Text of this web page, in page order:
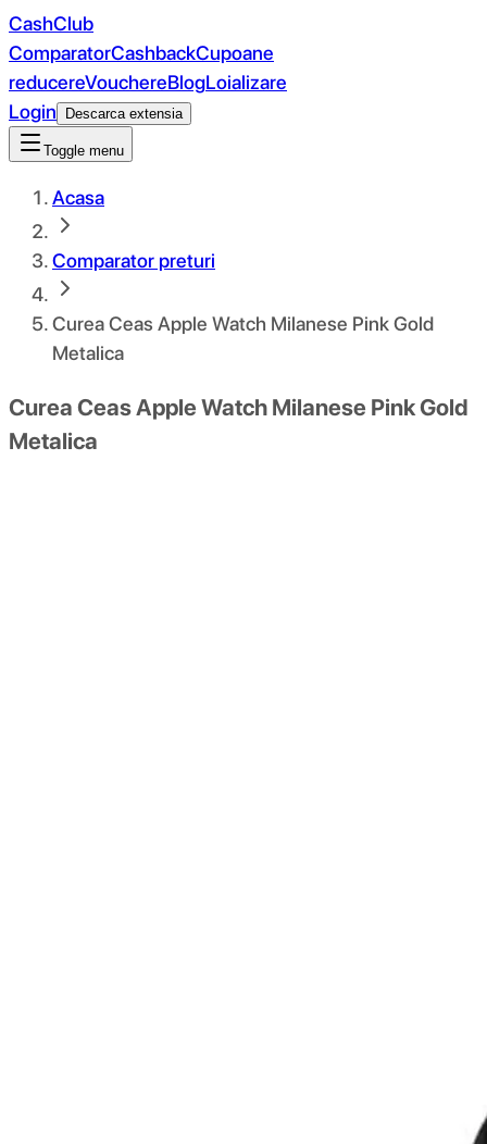
CashClub
ComparatorCashbackCupoane
reducereVouchereBlogLoializare
Login
Descarca extensia
Toggle menu
Acasa
Comparator preturi
Curea Ceas Apple Watch Milanese Pink Gold
Metalica
Curea Ceas Apple Watch Milanese Pink Gold
Metalica